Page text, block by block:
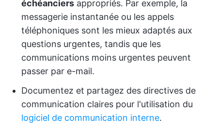
échéanciers appropriés. Par exemple, la
messagerie instantanée ou les appels
téléphoniques sont les mieux adaptés aux
questions urgentes, tandis que les
communications moins urgentes peuvent
passer par e-mail.
Documentez et partagez des directives de
communication claires pour l'utilisation du
logiciel de communication interne.